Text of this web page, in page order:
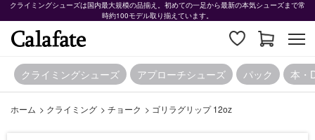
クライミングシューズは国内最大規模の品揃え。初めての一足から最新の本気シューズまで常
時約100モデル取り揃えています。
クライミングシューズ アプローチシューズ パック 本・
ホーム > クライミング > チョーク > ゴリラグリップ 12oz